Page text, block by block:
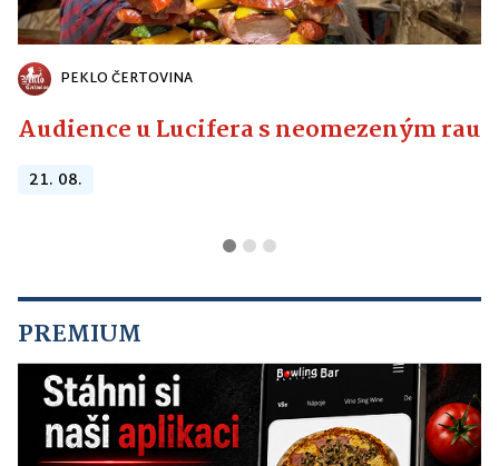
PEKLO ČERTOVINA
Audience u Lucifera s neomezeným
21. 08.
PREMIUM